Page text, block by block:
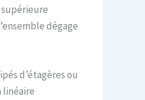
dégage
d’étagères ou
linéaire